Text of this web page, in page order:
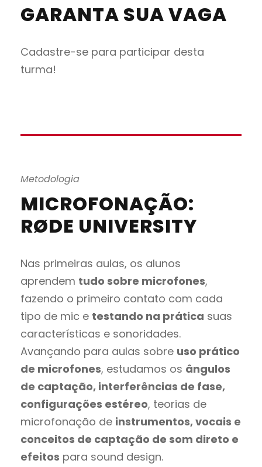
GARANTA SUA VAGA
Cadastre-se para participar desta
turma!
Metodologia
MICROFONAÇÃO:
RØDE UNIVERSITY
Nas primeiras aulas, os alunos
aprendem tudo sobre microfones,
fazendo o primeiro contato com cada
tipo de mic e testando na prática suas
características e sonoridades.
Avançando para aulas sobre uso prático
de microfones, estudamos os ângulos
de captação, interferências de fase,
configurações estéreo, teorias de
microfonação de instrumentos, vocais e
conceitos de captação de som direto e
efeitos para sound design.